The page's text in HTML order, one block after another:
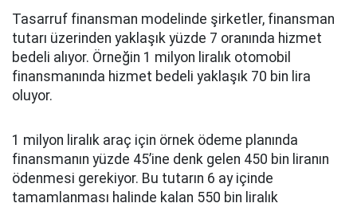
Tasarruf finansman modelinde şirketler, finansman
tutarı üzerinden yaklaşık yüzde 7 oranında hizmet
bedeli alıyor. Örneğin 1 milyon liralık otomobil
finansmanında hizmet bedeli yaklaşık 70 bin lira
oluyor.
1 milyon liralık araç için örnek ödeme planında
finansmanın yüzde 45’ine denk gelen 450 bin liranın
ödenmesi gerekiyor. Bu tutarın 6 ay içinde
tamamlanması halinde kalan 550 bin liralık